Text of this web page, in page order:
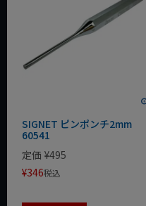
SIGNET ピンポンチ2mm
60541
定価 ¥495
¥346税込